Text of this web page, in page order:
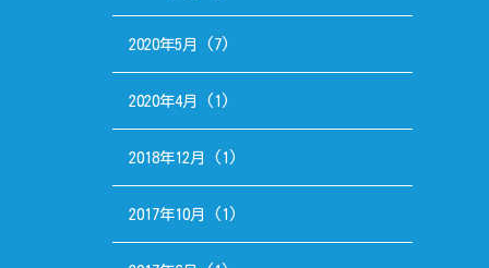
2020年5月 (7)
2020年4月 (1)
2018年12月 (1)
2017年10月 (1)